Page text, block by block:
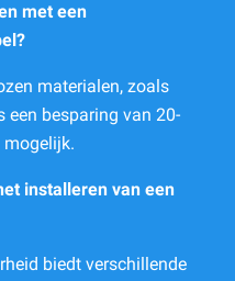
met een
materialen, zoals
een besparing van 20-
mogelijk.
installeren van een
biedt verschillende